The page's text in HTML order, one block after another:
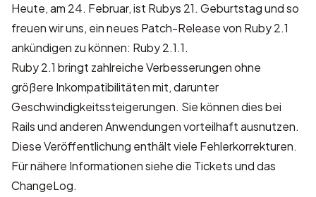
Heute, am 24. Februar, ist Rubys 21. Geburtstag und so
freuen wir uns, ein neues Patch-Release von Ruby 2.1
ankündigen zu können: Ruby 2.1.1.
Ruby 2.1 bringt zahlreiche Verbesserungen ohne
größere Inkompatibilitäten mit, darunter
Geschwindigkeitssteigerungen. Sie können dies bei
Rails und anderen Anwendungen vorteilhaft ausnutzen.
Diese Veröffentlichung enthält viele Fehlerkorrekturen.
Für nähere Informationen siehe die Ticketsund das
ChangeLog.